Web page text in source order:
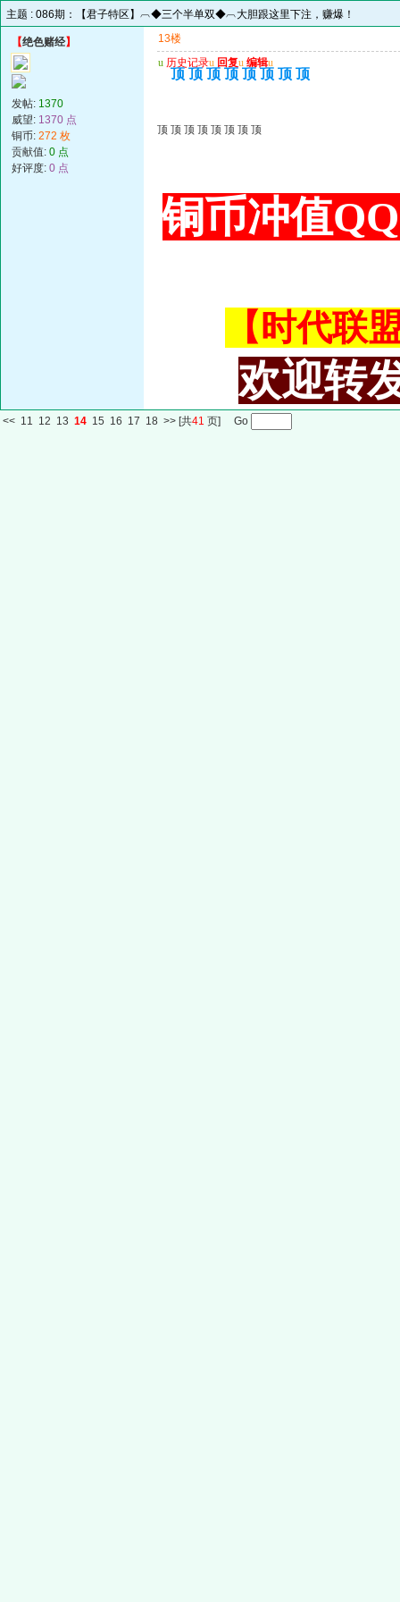
主题 : 086期：【君子特区】︹◆三个半单双◆︹大胆跟这里下注，赚爆！
【绝色赌经】
发帖: 1370
威望: 1370 点
铜币: 272 枚
贡献值: 0 点
好评度: 0 点
13楼
u 历史记录u 回复u 编辑u
顶 顶 顶 顶 顶 顶 顶 顶
顶 顶 顶 顶 顶 顶 顶 顶
铜币冲值
【时代联
欢迎转
<< 11 12 13 14 15 16 17 18 >> [共41 页] Go